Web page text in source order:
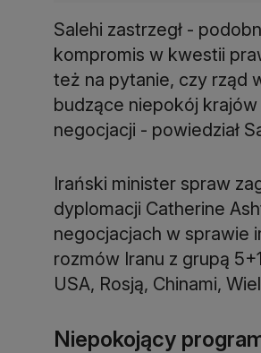
Salehi zastrzegł -
kompromis w kwestii
też na pytanie, czy rząd
budzące niepokój
negocjacji - powiedział
Irański minister spraw
dyplomacji Catherine
negocjacjach w sprawie
rozmów Iranu z grupą
USA, Rosją, Chinami,
Niepokojący